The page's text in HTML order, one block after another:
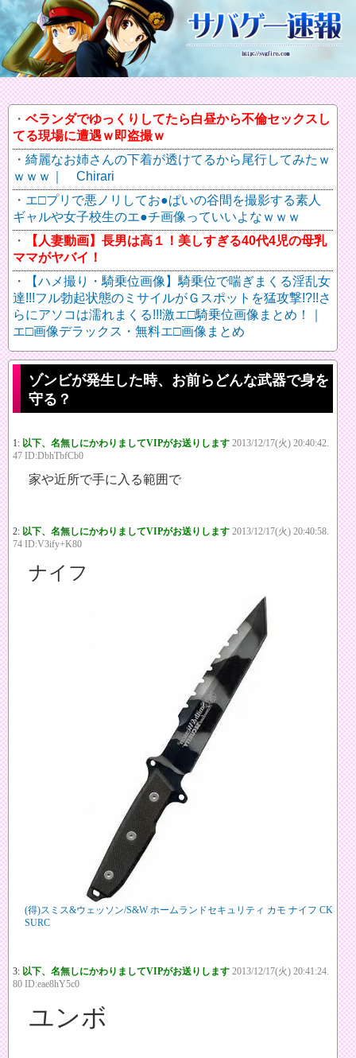
ベランダでゆっくりしてたら白昼から不倫セックスし
てる現場に遭遇ｗ即盗撮ｗ
綺麗なお姉さんの下着が透けてるから尾行してみたｗ
ｗｗｗ｜ Chirari
エ□プリで悪ノリしてお●ぱいの谷間を撮影する素人
ギャルや女子校生のエ●チ画像っていいよなｗｗｗ
【人妻動画】長男は高１！美しすぎる40代4児の母乳
ママがヤバイ！
【ハメ撮り・騎乗位画像】騎乗位で喘ぎまくる淫乱女
達!!!フル勃起状態のミサイルがＧスポットを猛攻撃!?!!さ
らにアソコは濡れまくる!!!激エ□騎乗位画像まとめ！｜
エ□画像デラックス・無料エ□画像まとめ
ゾンビが発生した時、お前らどんな武器で身を
守る？
1: 以下、名無しにかわりましてVIPがお送りします 2013/12/17(火) 20:40:42.
47 ID:DbhTbfCb0
家や近所で手に入る範囲で
2: 以下、名無しにかわりましてVIPがお送りします 2013/12/17(火) 20:40:58.
74 ID:V3ify+K80
ナイフ
(得)スミス&ウェッソン/S&W ホームランドセキュリティ カモ ナイフ CK
SURC
3: 以下、名無しにかわりましてVIPがお送りします 2013/12/17(火) 20:41:24.
80 ID:eae8hY5c0
ユンボ